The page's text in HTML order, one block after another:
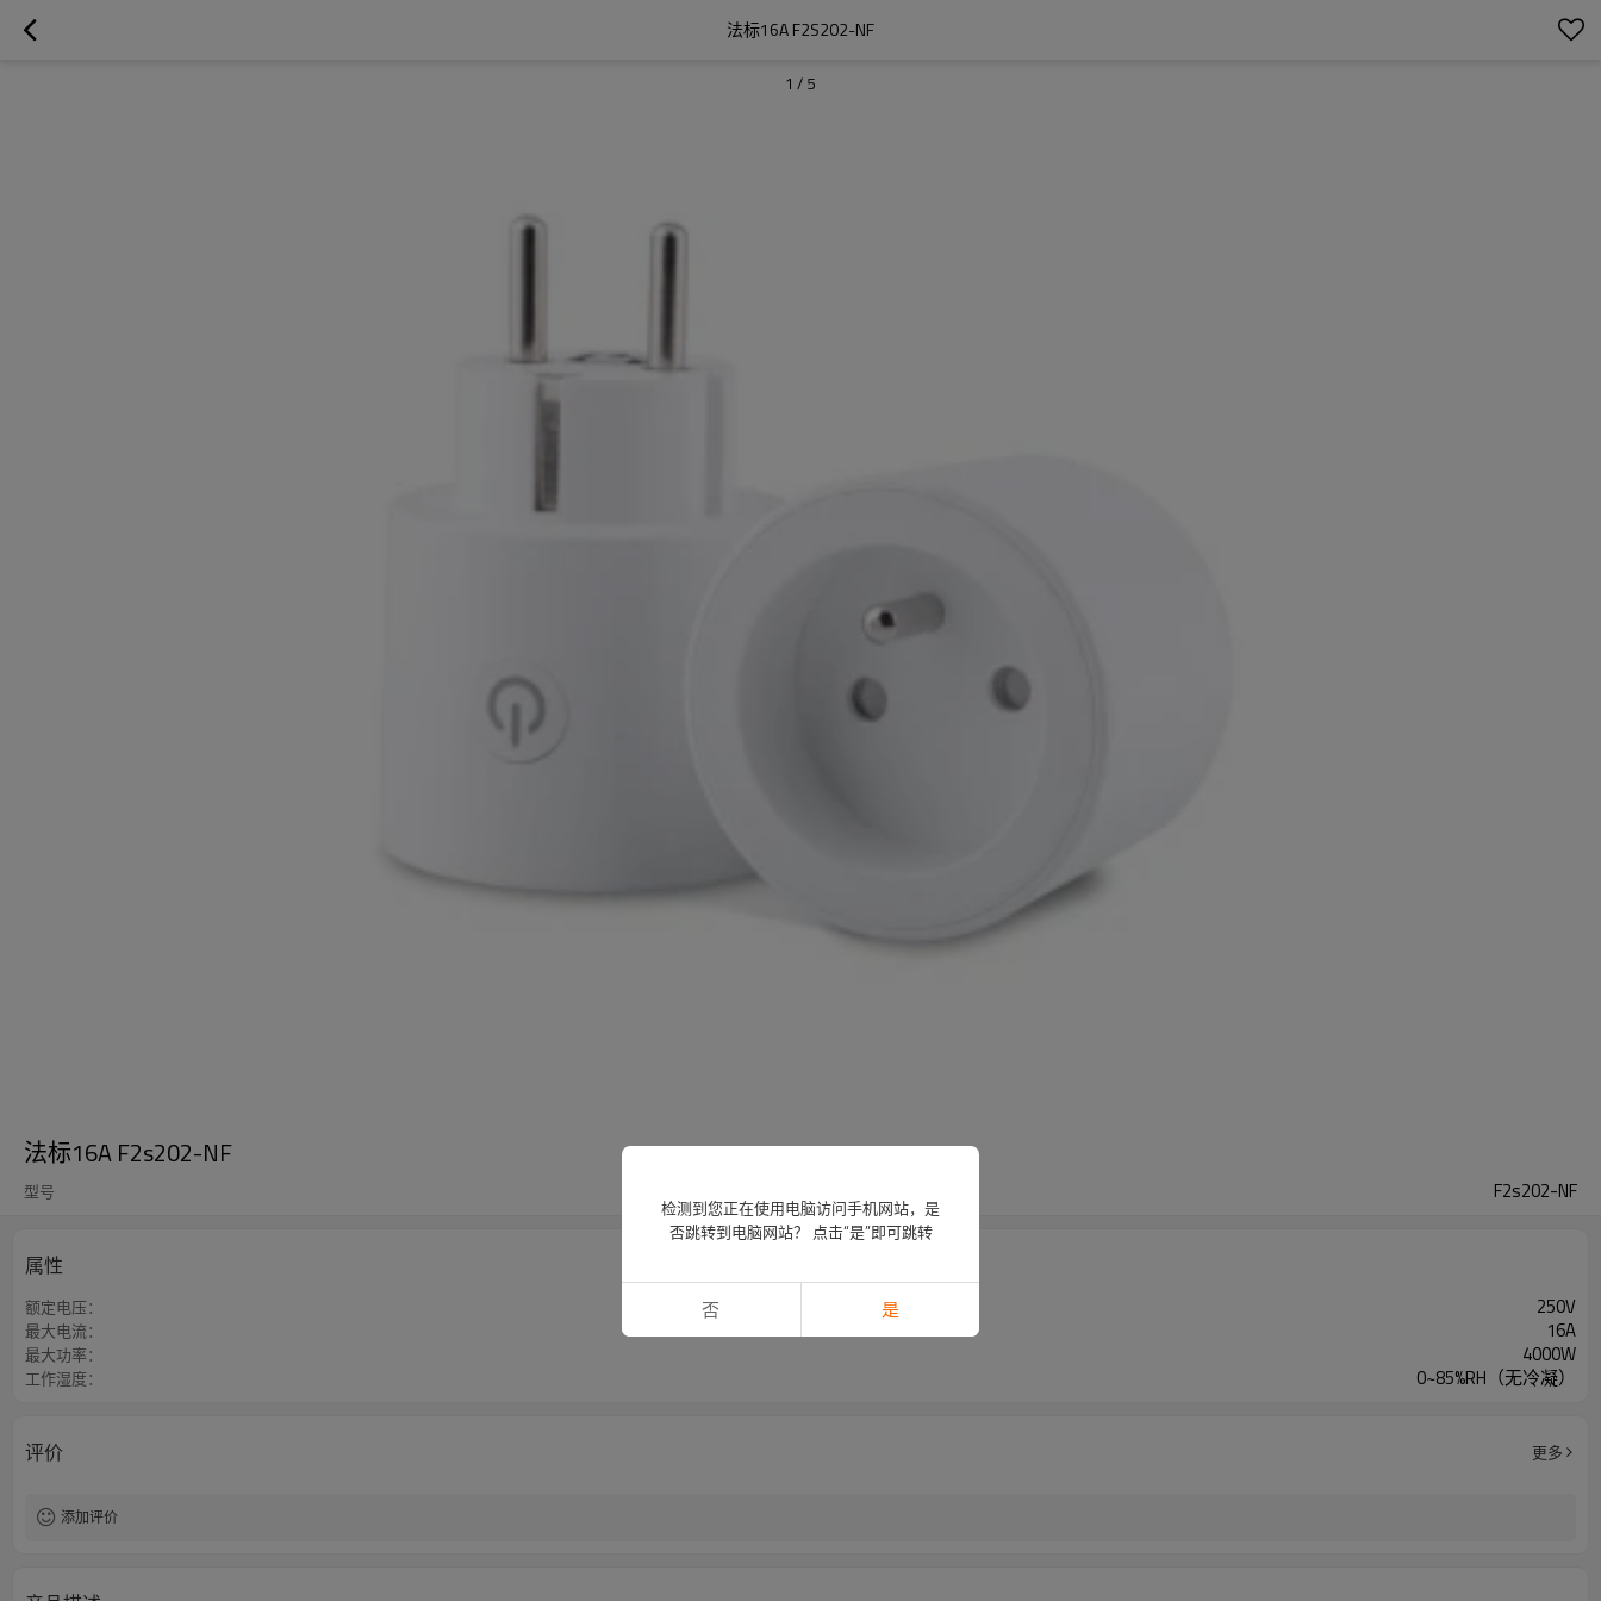
法标16A F2S202-NF
1 / 5
法标16A F2s202-NF
型号 F2s202-NF
属性
额定电压： 250V
最大电流： 16A
最大功率： 4000W
工作湿度： 0~85%RH（无冷凝）
评价 更多
添加评价
检测到您正在使用电脑访问手机网站，是
否跳转到电脑网站？ 点击“是”即可跳转
否 是